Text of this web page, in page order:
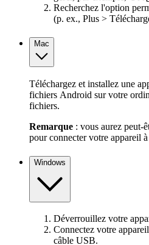
Recherchez l'option
(p. ex., Plus >
Mac
Téléchargez et installez une
fichiers Android sur votre
fichiers.
Remarque : vous aurez peut-
pour connecter votre appareil
Windows
Déverrouillez votre
Connectez votre
câble USB.